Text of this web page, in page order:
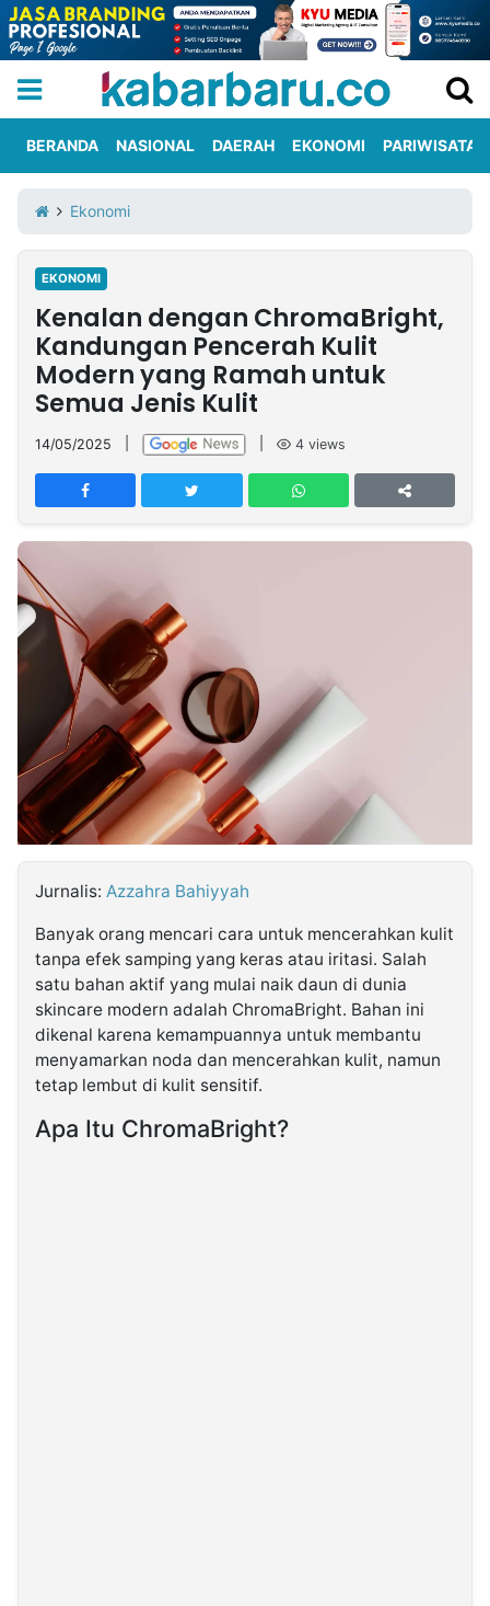
Iklan
Berita
Kami
Nasional
International
Olahraga
Entertainment
Daerah
Pariwisata
Kuliner
Kolom
Network
PT
TREETAN
MULTIMEDIA
INDONESIA
Partner
Insight
NTB
Suara
Time
Lens
IDN
Daily
Jogja
Jalan
Rakyat
Idealita
News
Kita
Notice
Dinamikapost.com
Radar
Baru
Seedbacklink
Kabarbaru
BERANDA NASIONAL DAERAH EKONOMI PARIWISATA
Ekonomi
EKONOMI
Kenalan dengan ChromaBright,
Kandungan Pencerah Kulit
Modern yang Ramah untuk
Semua Jenis Kulit
14/05/2025 4 views
Jurnalis: Azzahra Bahiyyah
Banyak orang mencari cara untuk mencerahkan kulit
tanpa efek samping yang keras atau iritasi. Salah
satu bahan aktif yang mulai naik daun di dunia
skincare modern adalah ChromaBright. Bahan ini
dikenal karena kemampuannya untuk membantu
menyamarkan noda dan mencerahkan kulit, namun
tetap lembut di kulit sensitif.
Apa Itu ChromaBright?